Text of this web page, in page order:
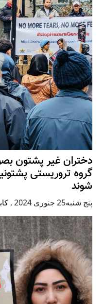
دختران غیر پشتون
گروه تروریستی
شوند
پنج شنبه25 جنوری 2024 ,